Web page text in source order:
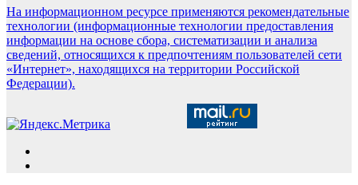
На информационном ресурсе применяются рекомендательные
технологии (информационные технологии предоставления
информации на основе сбора, систематизации и анализа
сведений, относящихся к предпочтениям пользователей сети
«Интернет», находящихся на территории Российской
Федерации).